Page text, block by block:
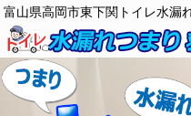
富山県高岡市東下関トイレ水漏